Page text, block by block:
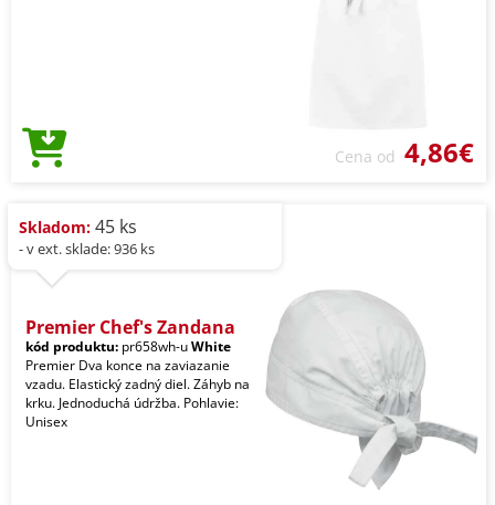
Cena od 4,86€
Skladom: 45 ks
- v ext. sklade: 936 ks
Premier Chef's Zandana
kód produktu: pr658wh-uWhite
Premier Dva konce na zaviazanie
vzadu. Elastický zadný diel. Záhyb na
krku. Jednoduchá údržba. Pohlavie:
Unisex